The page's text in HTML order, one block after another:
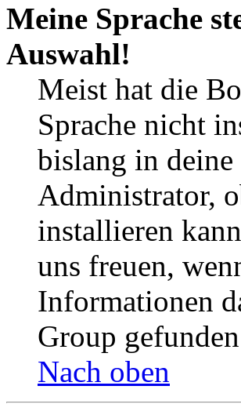
Meine Sprache
Auswahl!
Meist hat die
Sprache nicht
bislang in deine
Administrator,
installieren
uns freuen,
Informationen
Group
Nach oben